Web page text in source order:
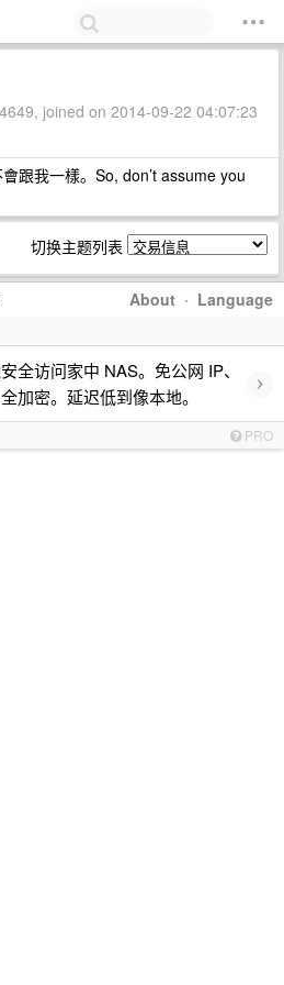
joined on 2014-09-22 04:07:23
跟我一樣。So, don’t assume you
切换主题列表
About · Language
全访问家中 NAS。免公网 IP、
加密。延迟低到像本地。
›
PRO